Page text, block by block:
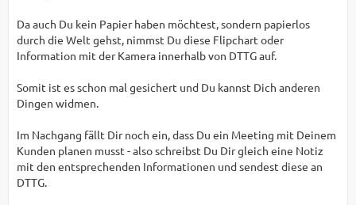
Da auch Du kein Papier haben möchtest, sondern papierlos
durch die Welt gehst, nimmst Du diese Flipchart oder
Information mit der Kamera innerhalb von DTTG auf.
Somit ist es schon mal gesichert und Du kannst Dich anderen
Dingen widmen.
Im Nachgang fällt Dir noch ein, dass Du ein Meeting mit Deinem
Kunden planen musst - also schreibst Du Dir gleich eine Notiz
mit den entsprechenden Informationen und sendest diese an
DTTG.